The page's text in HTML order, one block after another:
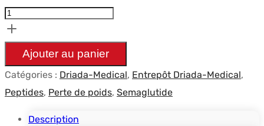
de
Semaglutide
4
mg
-
Driada
Ajouter au panier
Catégories : Driada-Medical, Entrepôt Driada-Medical,
Peptides, Perte de poids, Semaglutide
Description